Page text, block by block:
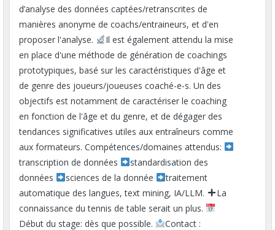
d’analyse des données captées/retranscrites de
manières anonyme de coachs/entraineurs, et d'en
proposer l'analyse.
Il est également attendu la mise
en place d'une méthode de génération de coachings
prototypiques, basé sur les caractéristiques d'âge et
de genre des joueurs/joueuses coaché-e-s. Un des
objectifs est notamment de caractériser le coaching
en fonction de l'âge et du genre, et de dégager des
tendances significatives utiles aux entraîneurs comme
aux formateurs. Compétences/domaines attendus:
transcription de données
standardisation des
données
sciences de la donnée
traitement
automatique des langues, text mining, IA/LLM.
La
connaissance du tennis de table serait un plus.
Début du stage: dès que possible.
Contact :